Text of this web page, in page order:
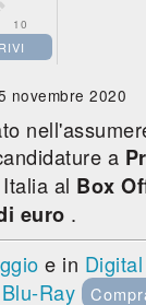
10
novembre 2020
a
al Box
euro .
e in
Blu-Ray